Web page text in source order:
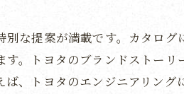
トヨタアイテム
トとコツ
適なトヨタ商品を見つける
テムの活用方法
な提案が満載です。カタロ
。トヨタのブランドストー
、トヨタのエンジニアリン